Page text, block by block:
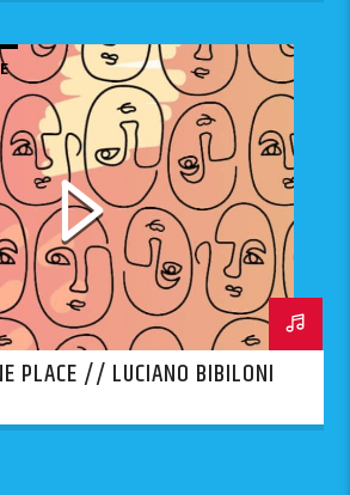
PLACE // LUCIANO BIBILONI